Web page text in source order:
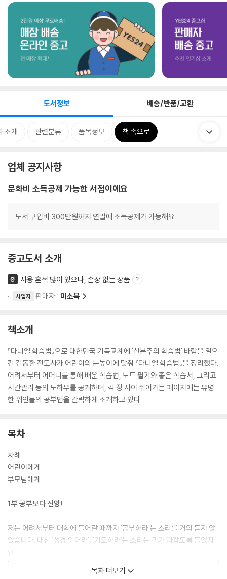
도서정보 배송/반품/교환
소개 관련분류 품목정보 책 속으로
업체 공지사항
문화비 소득공제 가능한 서점이에요
도서 구입비 300만원까지 연말에 소득공제가 가능해요
중고도서 소개
중 사용 흔적 많이 있으나, 손상 없는 상품
사업자 판매자 : 미소북
책소개
『다니엘 학습법』으로 대한민국 기독교계에 '신본주의 학습법' 바람을 일으
킨 김동환 전도사가 어린이의 눈높이에 맞춰 『다니엘 학습법』을 정리했다.
어려서부터 어머니를 통해 배운 학습법, 노트 필기와 좋은 학습서, 그리고
시간관리 등의 노하우를 공개하며, 각 장 사이 쉬어가는 페이지에는 유명
한 위인들의 공부법을 간략하게 소개하고 있다.
목차
차례
어린이에게
부모님에게
1부 공부보다 신앙!
저는 어려서부터 대학에 들어갈 때까지 '공부하라'는 소리를 거의 듣지 않
았습니다. 대신 '성경 읽어라', '기도하라'는 소리는 귀가 따갑도록 들었지
요.
1장 나의 어린 시절
목차 더보기